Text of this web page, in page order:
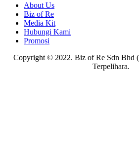
About Us
Biz of Re
Media Kit
Hubungi Kami
Promosi
Copyright © 2022. Biz of Re Sdn Bhd
Terpelihara.